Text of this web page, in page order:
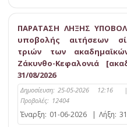
ΠΑΡΑΤΑΣΗ ΛΗΞΗΣ
υποβολής αιτήσεων
τριών των
Ζάκυνθο-Κεφαλονιά
31/08/2026
Δημοσίευση: 25-05-2026 12:16 |
Προβολές: 12404
Έναρξη: 01-06-2026 | Λήξη: